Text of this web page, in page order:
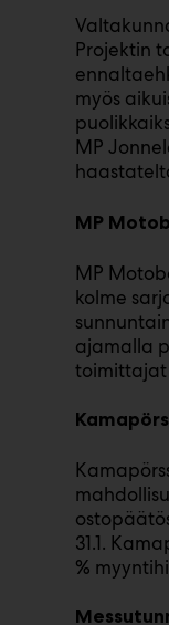
Projektin
myös
MP
MP
MP
kolme
ajamalla
toimittajat
31.1.
%